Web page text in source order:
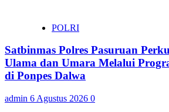
POLRI
Satbinmas Polres Pasuruan
Ulama dan Umara Melalui
di Ponpes Dalwa
admin 6 Agustus 2026 0